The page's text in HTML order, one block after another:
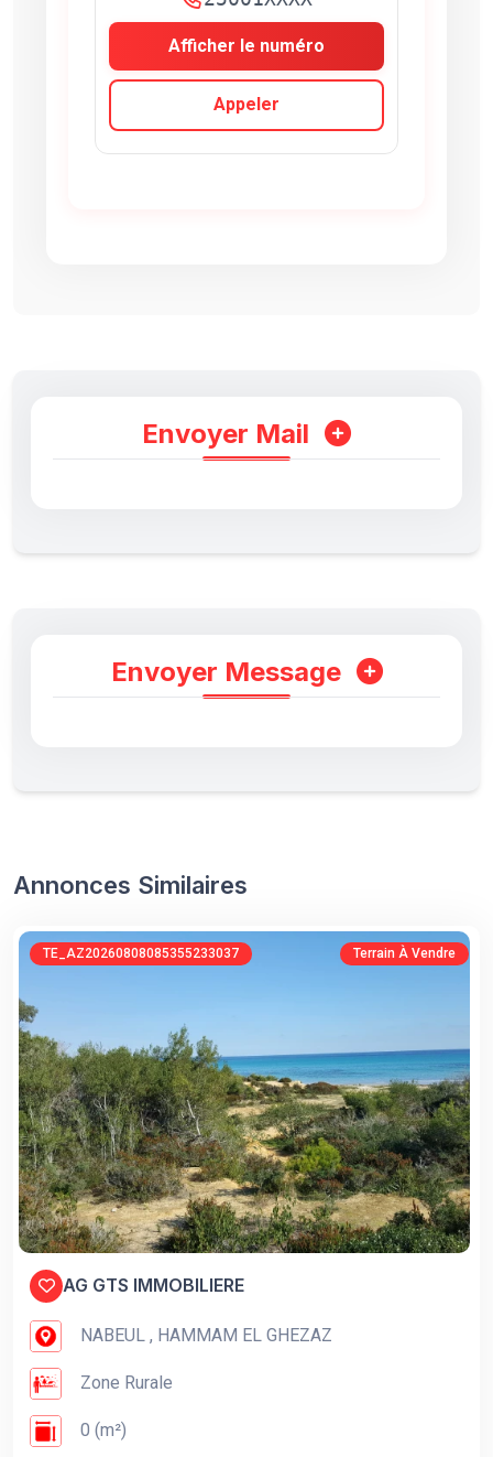
Afficher le numéro
Appeler
Envoyer Mail
Envoyer Message
Annonces Similaires
TE_AZ20260808085355233037 Terrain À Vendre
AG GTS IMMOBILIERE
NABEUL , HAMMAM EL GHEZAZ
Zone Rurale
0 (m²)